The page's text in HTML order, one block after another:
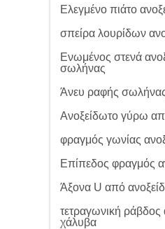
Ελεγμένο πιάτο
σπείρα λουρίδων
Ενωμένος στενά
σωλήνας
Άνευ ραφής
Ανοξείδωτο γύρω
φραγμός γωνίας
Επίπεδος φραγμός
Άξονα U από
τετραγωνική
χάλυβα